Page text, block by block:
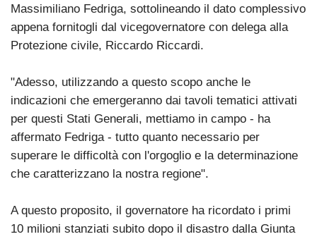
Massimiliano Fedriga, sottolineando il dato complessivo
appena fornitogli dal vicegovernatore con delega alla
Protezione civile, Riccardo Riccardi.
"Adesso, utilizzando a questo scopo anche le
indicazioni che emergeranno dai tavoli tematici attivati
per questi Stati Generali, mettiamo in campo - ha
affermato Fedriga - tutto quanto necessario per
superare le difficoltà con l'orgoglio e la determinazione
che caratterizzano la nostra regione".
A questo proposito, il governatore ha ricordato i primi
10 milioni stanziati subito dopo il disastro dalla Giunta